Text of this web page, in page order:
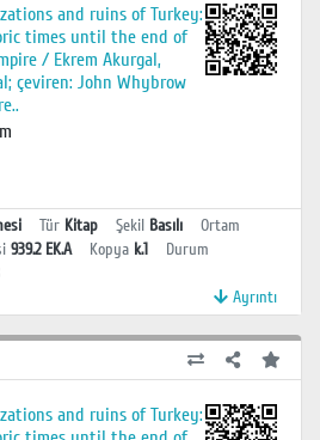
and ruins of Turkey:
times until the end of
/ Ekrem Akurgal,
çeviren: John Whybrow
Tür Kitap Şekil Basılı
Ortam
939.2 EK.A Kopya k.1
Durum
Ayrıntı
and ruins of Turkey: